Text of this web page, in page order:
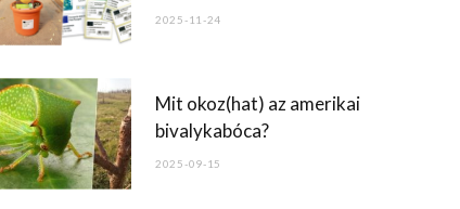
2025-11-24
Mit okoz(hat) az amerikai
bivalykabóca?
2025-09-15